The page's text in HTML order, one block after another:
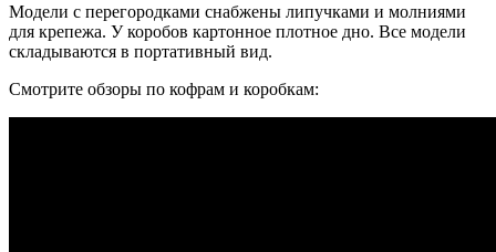
Модели с перегородками снабжены липучками и молниями
для крепежа. У коробов картонное плотное дно. Все модели
складываются в портативный вид.
Смотрите обзоры по кофрам и коробкам: